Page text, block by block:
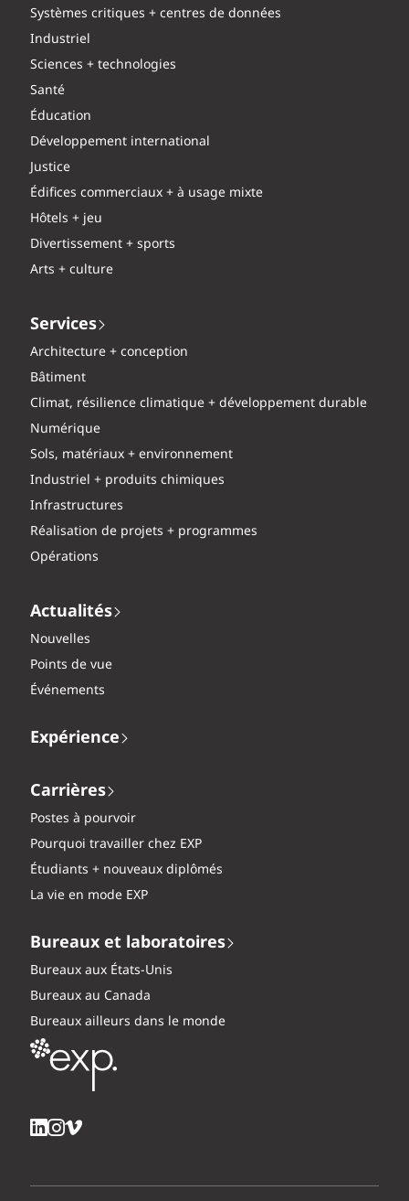
Systèmes critiques + centres de données
Industriel
Sciences + technologies
Santé
Éducation
Développement international
Justice
Édifices commerciaux + à usage mixte
Hôtels + jeu
Divertissement + sports
Arts + culture
Services
Architecture + conception
Bâtiment
Climat, résilience climatique + développement durable
Numérique
Sols, matériaux + environnement
Industriel + produits chimiques
Infrastructures
Réalisation de projets + programmes
Opérations
Actualités
Nouvelles
Points de vue
Événements
Expérience
Carrières
Postes à pourvoir
Pourquoi travailler chez EXP
Étudiants + nouveaux diplômés
La vie en mode EXP
Bureaux et laboratoires
Bureaux aux États-Unis
Bureaux au Canada
Bureaux ailleurs dans le monde